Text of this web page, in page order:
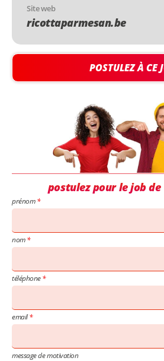
Site web
ricottaparmesan.be
POSTULEZ À CE
postulez pour le job
prénom
nom
téléphone
email
message de motivation